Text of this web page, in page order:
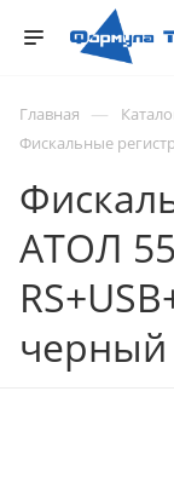
Главная —
Фискальные
АТОЛ
черный